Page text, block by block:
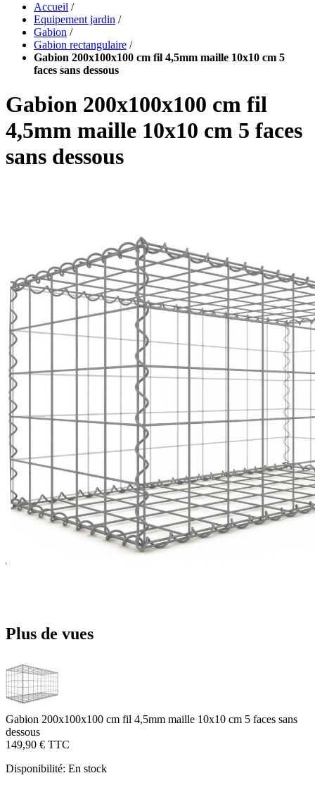
Accueil /
Equipement jardin /
Gabion /
Gabion rectangulaire /
Gabion 200x100x100 cm fil 4,5mm maille 10x10 cm 5
faces sans dessous
Gabion 200x100x100 cm fil
4,5mm maille 10x10 cm 5 faces
sans dessous
Plus de vues
Gabion 200x100x100 cm fil 4,5mm maille 10x10 cm 5 faces sans
dessous
149,90 € TTC
Disponibilité: En stock